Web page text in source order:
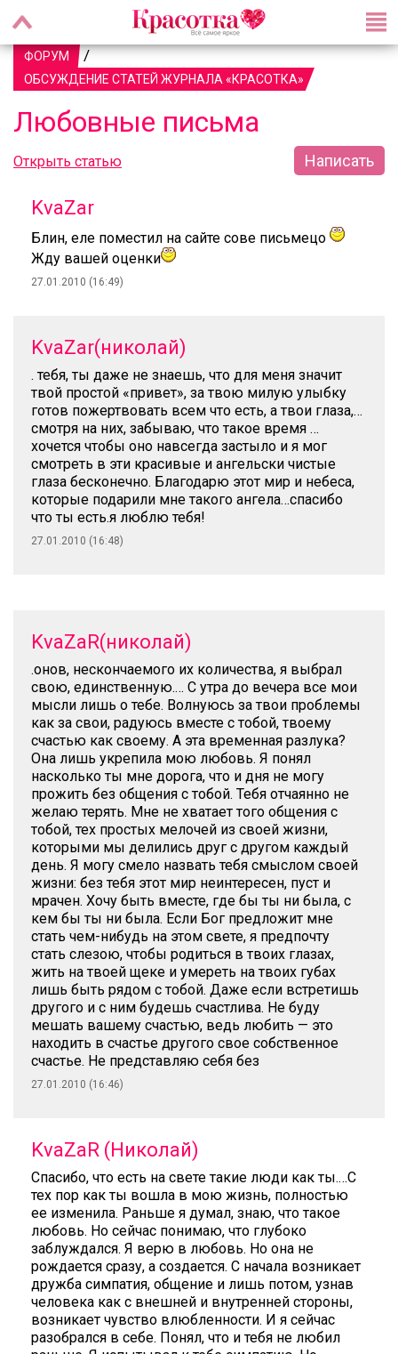
ФОРУМ /
ОБСУЖДЕНИЕ СТАТЕЙ ЖУРНАЛА «КРАСОТКА»
Любовные письма
Открыть статью Написать
KvaZar
Блин, еле поместил на сайте сове письмецо
Жду вашей оценки
27.01.2010 (16:49)
KvaZar(николай)
. тебя, ты даже не знаешь, что для меня значит
твой простой «привет», за твою милую улыбку
готов пожертвовать всем что есть, а твои глаза,…
смотря на них, забываю, что такое время …
хочется чтобы оно навсегда застыло и я мог
смотреть в эти красивые и ангельски чистые
глаза бесконечно. Благодарю этот мир и небеса,
которые подарили мне такого ангела…спасибо
что ты есть.я люблю тебя!
27.01.2010 (16:48)
KvaZaR(николай)
.онов, нескончаемого их количества, я выбрал
свою, единственную.… С утра до вечера все мои
мысли лишь о тебе. Волнуюсь за твои проблемы
как за свои, радуюсь вместе с тобой, твоему
счастью как своему. А эта временная разлука?
Она лишь укрепила мою любовь. Я понял
насколько ты мне дорога, что и дня не могу
прожить без общения с тобой. Тебя отчаянно не
желаю терять. Мне не хватает того общения с
тобой, тех простых мелочей из своей жизни,
которыми мы делились друг с другом каждый
день. Я могу смело назвать тебя смыслом своей
жизни: без тебя этот мир неинтересен, пуст и
мрачен. Хочу быть вместе, где бы ты ни была, с
кем бы ты ни была. Если Бог предложит мне
стать чем-нибудь на этом свете, я предпочту
стать слезою, чтобы родиться в твоих глазах,
жить на твоей щеке и умереть на твоих губах
лишь быть рядом с тобой. Даже если встретишь
другого и с ним будешь счастлива. Не буду
мешать вашему счастью, ведь любить — это
находить в счастье другого свое собственное
счастье. Не представляю себя без
27.01.2010 (16:46)
KvaZaR (Николай)
Спасибо, что есть на свете такие люди как ты.…С
тех пор как ты вошла в мою жизнь, полностью
ее изменила. Раньше я думал, знаю, что такое
любовь. Но сейчас понимаю, что глубоко
заблуждался. Я верю в любовь. Но она не
рождается сразу, а создается. С начала возникает
дружба симпатия, общение и лишь потом, узнав
человека как с внешней и внутренней стороны,
возникает чувство влюбленности. И я сейчас
разобрался в себе. Понял, что и тебя не любил